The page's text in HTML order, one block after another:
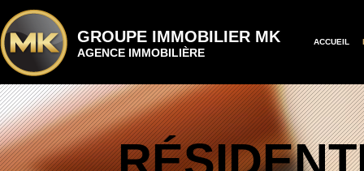
GROUPE IMMOBILIER MK
AGENCE IMMOBILIÈRE
ACCUEIL